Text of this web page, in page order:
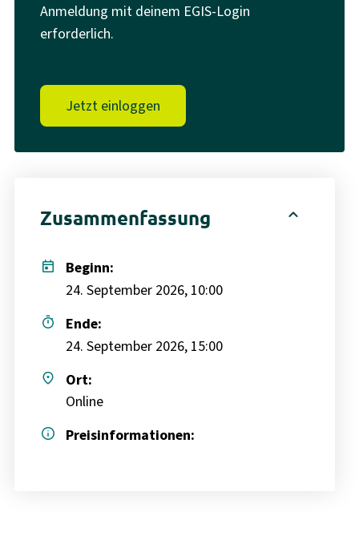
Anmeldung mit deinem EGIS-Login
erforderlich.
Jetzt einloggen
Zusammenfassung expand_less
today
Beginn:
24. September 2026, 10:00
timer
Ende:
24. September 2026, 15:00
place
Ort:
Online
info
Preisinformationen: